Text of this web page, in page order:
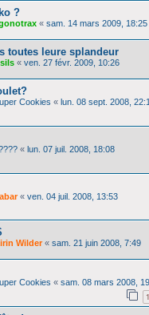
?
« sam. 14 mars 2009, 18:25
toutes leure splandeur
« ven. 27 févr. 2009, 10:26
Cookies « lun. 08 sept. 2008,
« lun. 07 juil. 2008, 18:08
« ven. 04 juil. 2008, 13:53
Wilder « sam. 21 juin 2008, 7:49
Cookies « sam. 08 mars 2008,
1